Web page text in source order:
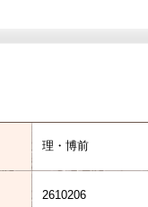
理・博前
2610206